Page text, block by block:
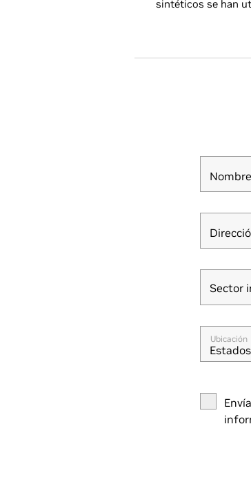
sintéticos se han
Nombre
Sector
Sector
Ubicación